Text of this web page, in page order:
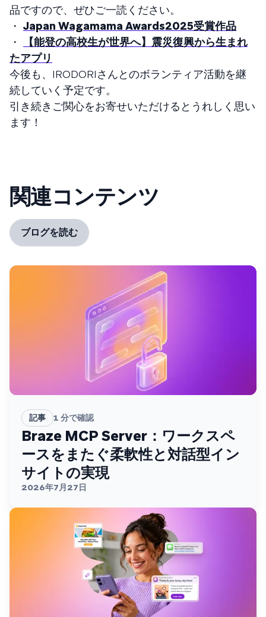
品ですので、ぜひご一読ください。
・ Japan Wagamama Awards2025受賞作品
・
【能登の高校生が世界へ】震災復興から生まれ
たアプリ
今後も、IRODORIさんとのボランティア活動を継
続していく予定です。
引き続きご関心をお寄せいただけるとうれしく思い
ます！
関連コンテンツ
ブログを読む
記事 1 分で確認
Braze MCP Server：ワークスペ
ースをまたぐ柔軟性と対話型イン
サイトの実現
2026年7月27日